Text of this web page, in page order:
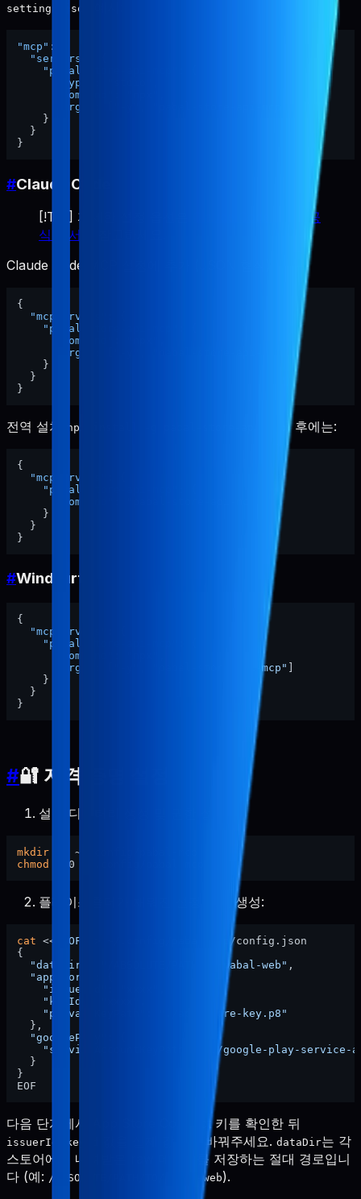
settings.json
"mcp" :
"servers"
"pabal-store-api-mcp"
"type"
"command"
"args"
}
}
}
#Claude Code
[!TIP] 자세한 설정 옵션은
Claude Code MCP 공
식 문서
Claude Code MCP 설정에 추가 (JSON 형식):
{
"mcpServers"
"pabal-store-api-mcp"
"command"
"args"
}
}
}
전역 설치( npm install -g pabal-store-api-mcp ) 후에는:
{
"mcpServers"
"pabal-store-api-mcp"
"command"
}
}
}
#Windsurf
{
"mcpServers"
"pabal-store-api-mcp"
"command"
"args"
"pabal-store-api-mcp"
}
}
}
#🔐 자격 증명 설정
설정 디렉터리 생성 및 권한 설정:
mkdir
chmod
플레이스홀더가 채워진 설정 파일 생성:
cat << 'EOF'
> ~/.config/pabal-mcp/config.json
{
"dataDir"
"/ABSOLUTE/PATH/TO/pabal-web" ,
"appStore"
"issuerId"
"keyId"
"privateKeyPath"
"./app-store-key.p8"
  },
"googlePlay"
"serviceAccountKeyPath"
"./google-play-service-
  }
}
다음 단계에서 App Store Connect 키를 확인한 뒤
issuerId keyId 값을 실제 값으로 바꿔주세요. dataDir는 각
스토어에서 내려받은 raw 데이터를 저장하는 절대 경로입니
다 (예: /ABSOLUTE/PATH/TO/pabal-web).